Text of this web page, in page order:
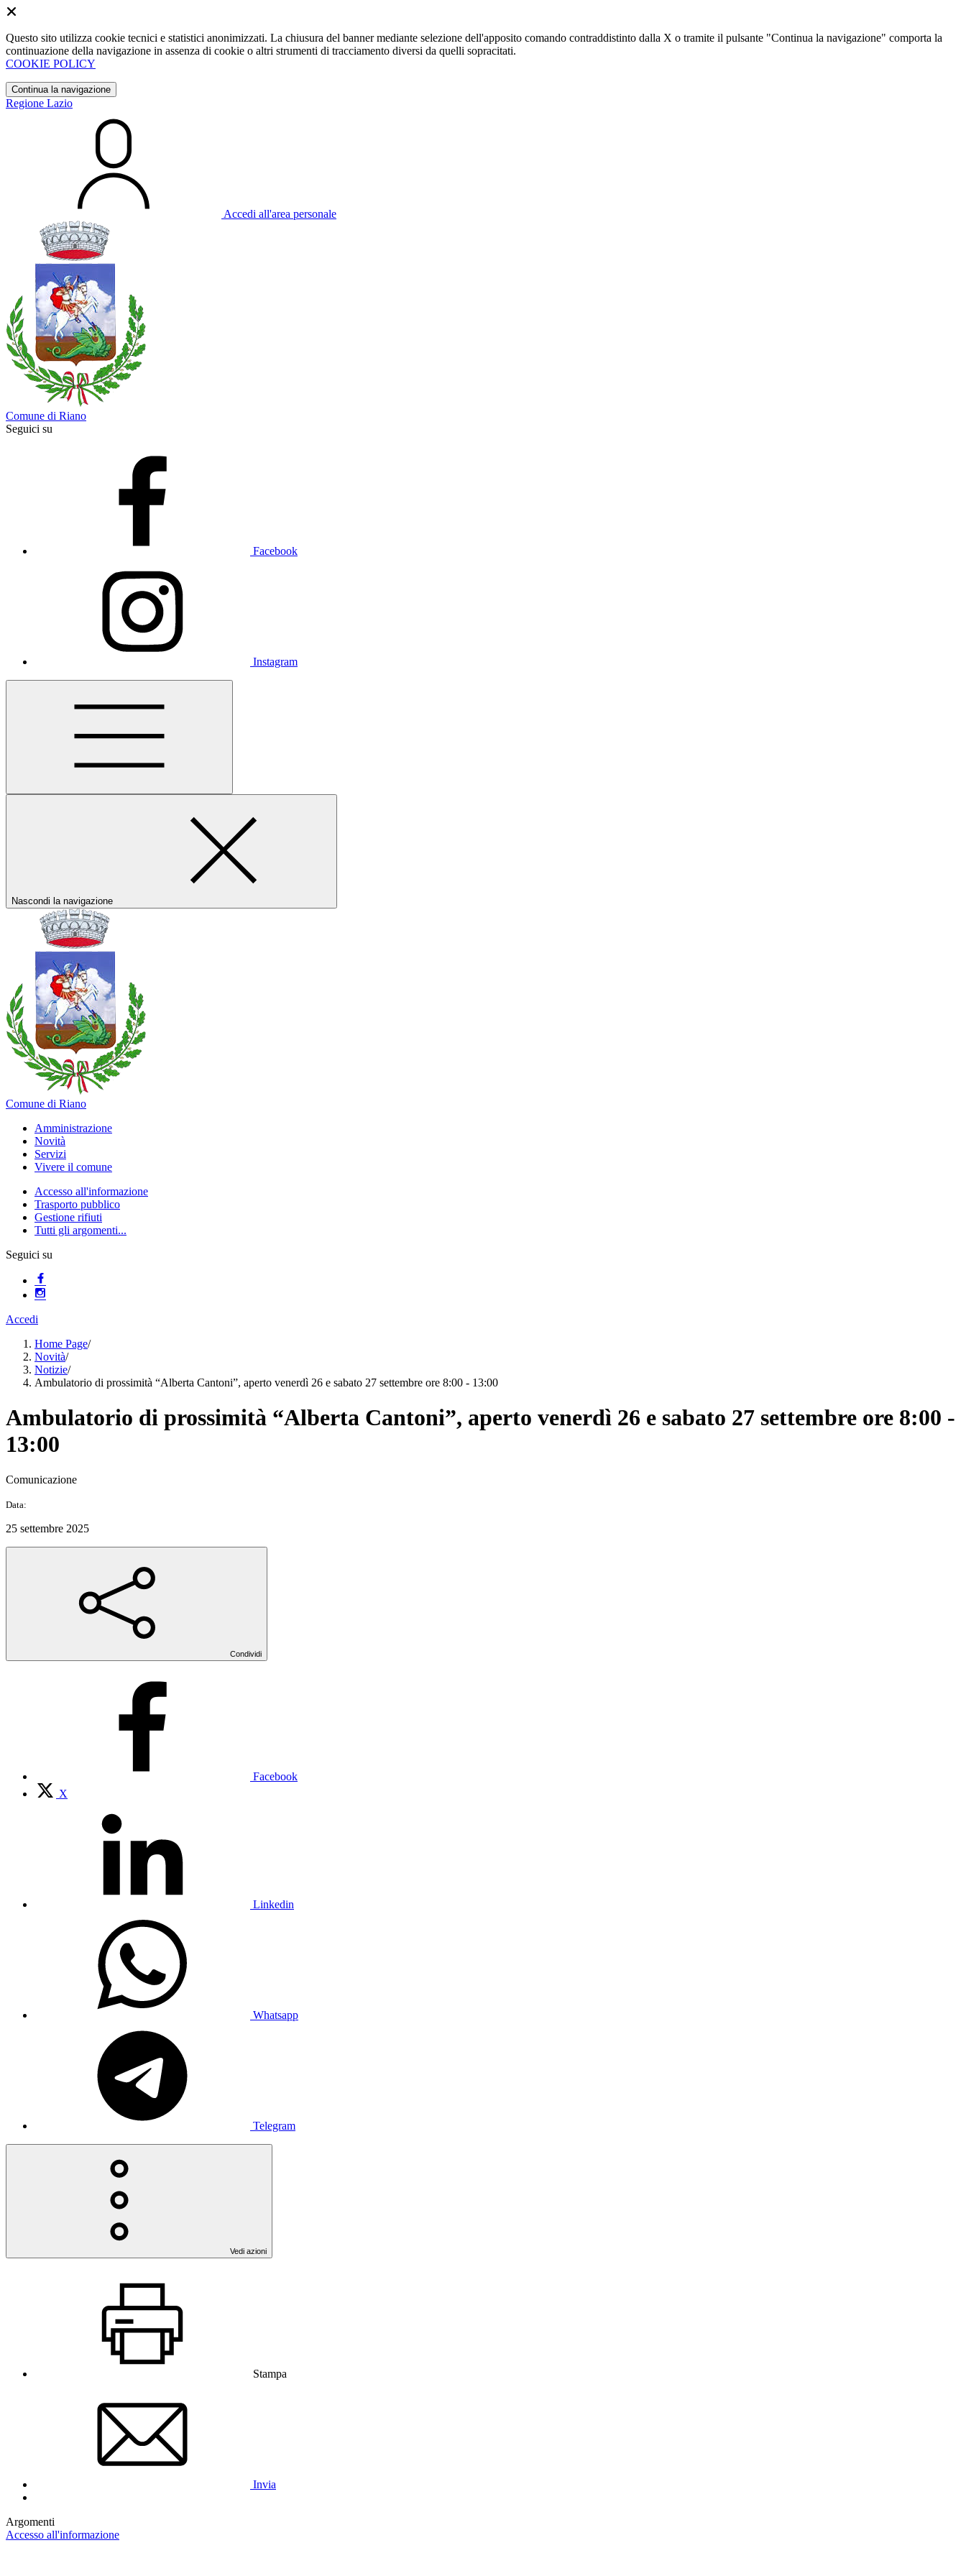
Questo sito utilizza cookie tecnici e statistici anonimizzati. La chiusura del banner mediante selezione dell'apposito comando contraddistinto dalla X o tramite il pulsante "Continua la navigazione" comporta la
continuazione della navigazione in assenza di cookie o altri strumenti di tracciamento diversi da quelli sopracitati.
COOKIE POLICY
Continua la navigazione
Regione Lazio
Accedi all'area personale
Comune di Riano
Seguici su
Facebook
Instagram
Nascondi la navigazione
Comune di Riano
Amministrazione
Novità
Servizi
Vivere il comune
Accesso all'informazione
Trasporto pubblico
Gestione rifiuti
Tutti gli argomenti...
Seguici su
Accedi
Home Page/
Novità/
Notizie/
Ambulatorio di prossimità “Alberta Cantoni”, aperto venerdì 26 e sabato 27 settembre ore 8:00 - 13:00
Ambulatorio di prossimità “Alberta Cantoni”, aperto venerdì 26 e sabato 27 settembre ore 8:00 -
13:00
Comunicazione
Data:
25 settembre 2025
Condividi
Facebook
X
Linkedin
Whatsapp
Telegram
Vedi azioni
Stampa
Invia
Argomenti
Accesso all'informazione